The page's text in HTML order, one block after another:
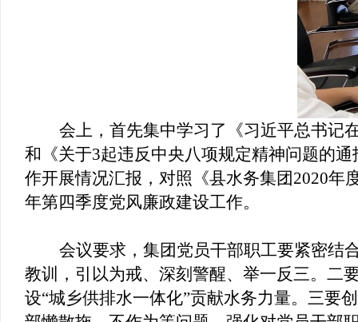
会上，首先集中学习了
《习近平总书记
和 《关于3起违反中央八项规定精神问题的通
作开展情况汇报，对照《县水务集团2020年
年第四季度党风廉政建设工作。
会议要求，集团党员干部职工要紧密结
教训，引以为戒、深刻警醒、举一反三。二
设“城乡供排水一体化”贡献水务力量。三要